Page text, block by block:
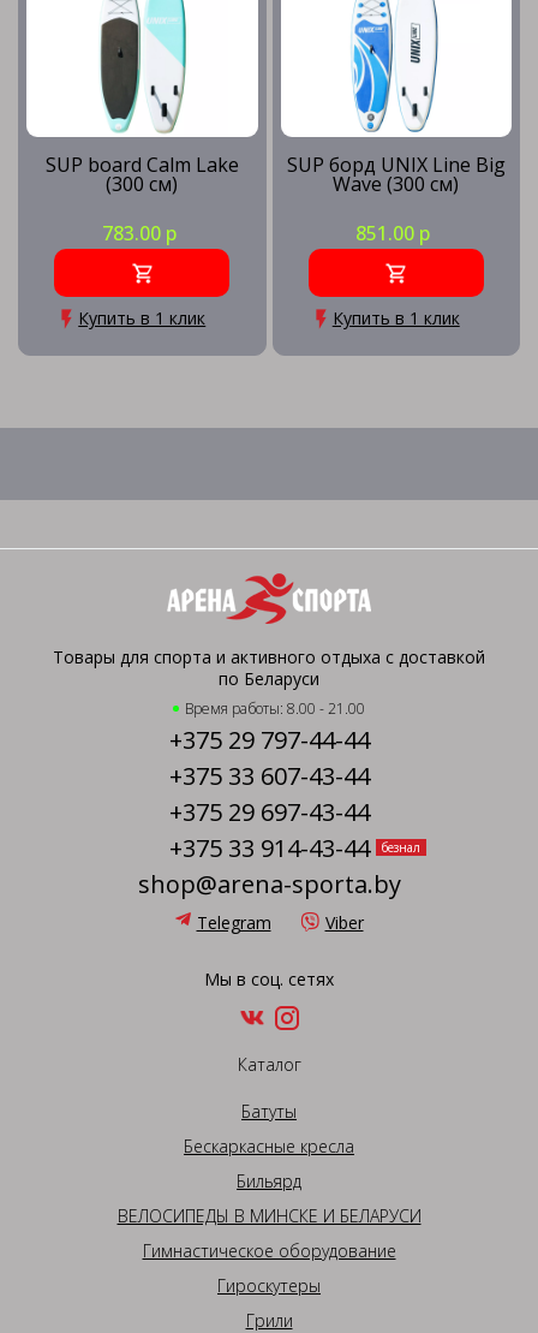
SUP board Calm Lake
(300 см)
783.00 р
Купить в 1 клик
SUP борд UNIX Line Big
Wave (300 см)
851.00 р
Купить в 1 клик
Товары для спорта и активного отдыха с доставкой
по Беларуси
Время работы: 8.00 - 21.00
+375 29 797-44-44
+375 33 607-43-44
+375 29 697-43-44
+375 33 914-43-44
безнал
shop@arena-sporta.by
Telegram Viber
Мы в соц. сетях
Каталог
Батуты
Бескаркасные кресла
Бильярд
ВЕЛОСИПЕДЫ В МИНСКЕ И БЕЛАРУСИ
Гимнастическое оборудование
Гироскутеры
Грили